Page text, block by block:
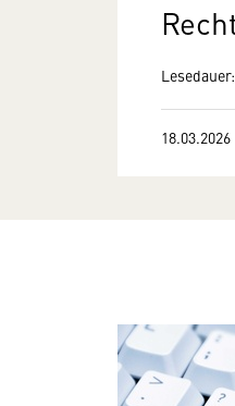
18.03.2026